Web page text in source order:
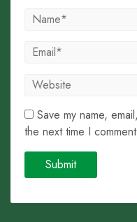
Save my name,
the next time I